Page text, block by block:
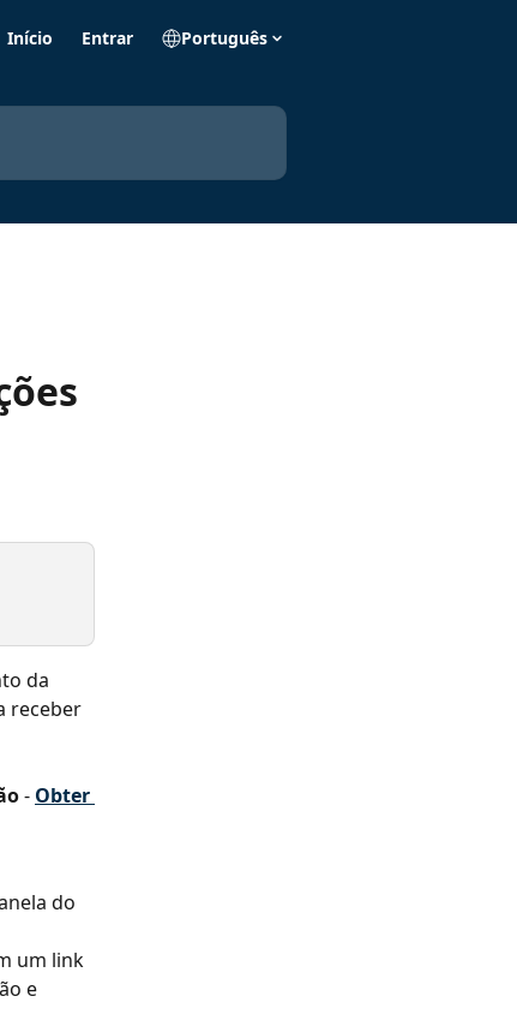
Início Entrar Português
da
receber
- Obter
do
um link
e